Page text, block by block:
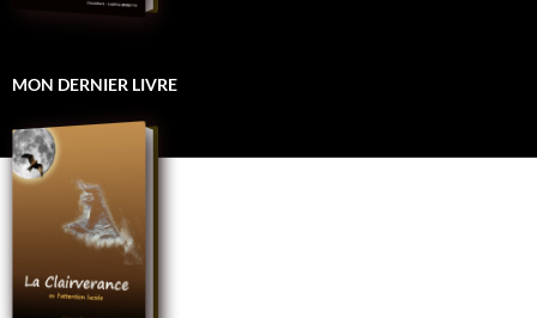
MON DERNIER LIVRE